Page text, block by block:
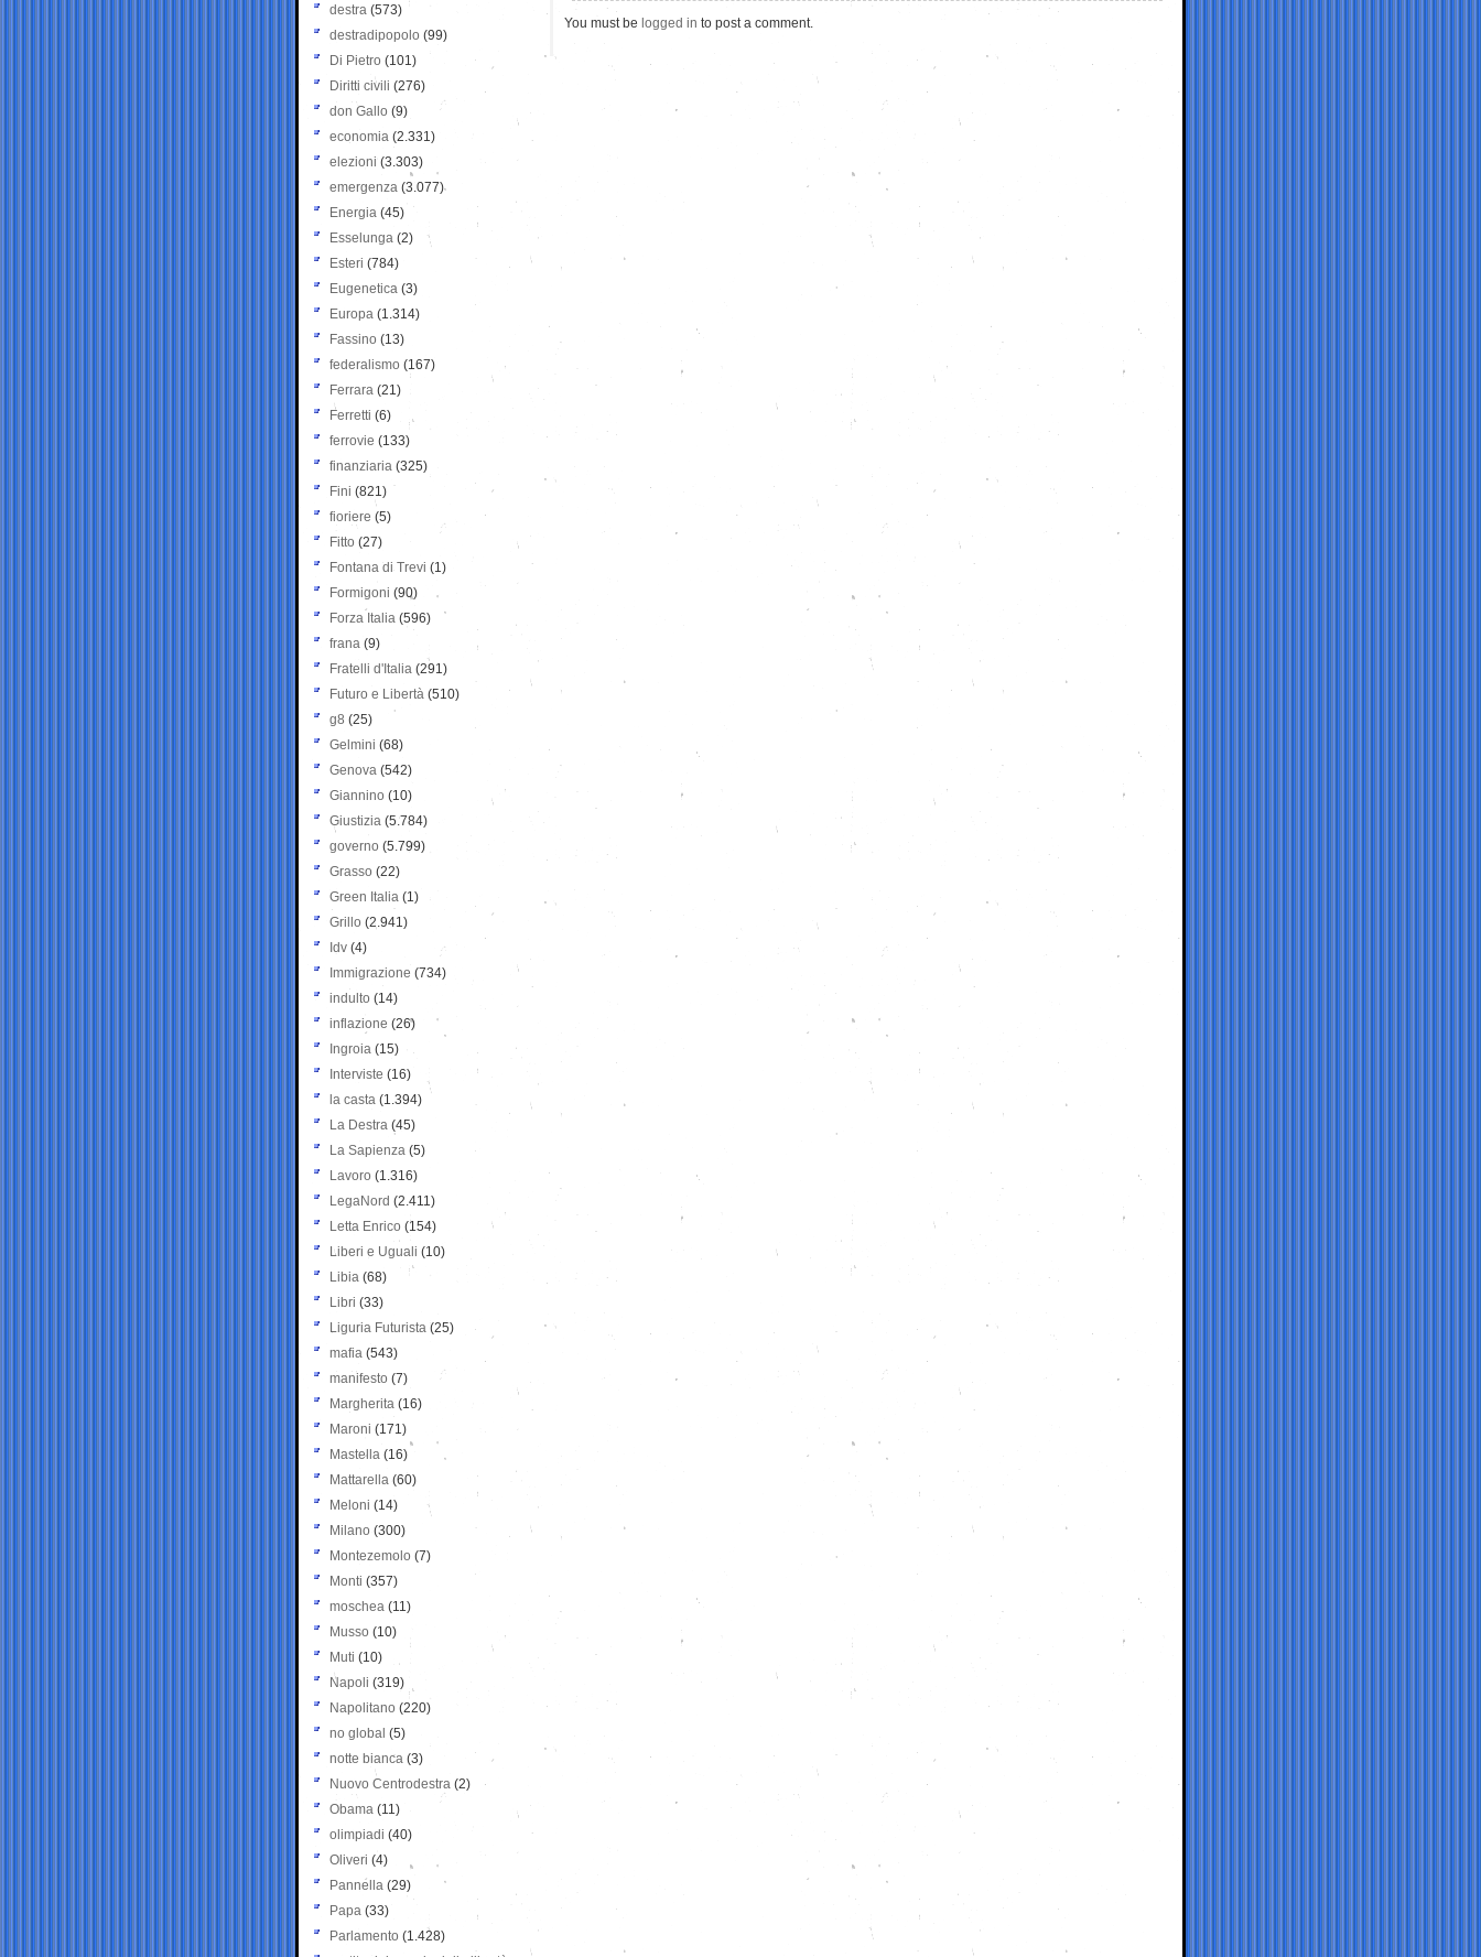
You must be logged in to post a comment.
destra (573)
destradipopolo (99)
Di Pietro (101)
Diritti civili (276)
don Gallo (9)
economia (2.331)
elezioni (3.303)
emergenza (3.077)
Energia (45)
Esselunga (2)
Esteri (784)
Eugenetica (3)
Europa (1.314)
Fassino (13)
federalismo (167)
Ferrara (21)
Ferretti (6)
ferrovie (133)
finanziaria (325)
Fini (821)
fioriere (5)
Fitto (27)
Fontana di Trevi (1)
Formigoni (90)
Forza Italia (596)
frana (9)
Fratelli d'Italia (291)
Futuro e Libertà (510)
g8 (25)
Gelmini (68)
Genova (542)
Giannino (10)
Giustizia (5.784)
governo (5.799)
Grasso (22)
Green Italia (1)
Grillo (2.941)
Idv (4)
Immigrazione (734)
indulto (14)
inflazione (26)
Ingroia (15)
Interviste (16)
la casta (1.394)
La Destra (45)
La Sapienza (5)
Lavoro (1.316)
LegaNord (2.411)
Letta Enrico (154)
Liberi e Uguali (10)
Libia (68)
Libri (33)
Liguria Futurista (25)
mafia (543)
manifesto (7)
Margherita (16)
Maroni (171)
Mastella (16)
Mattarella (60)
Meloni (14)
Milano (300)
Montezemolo (7)
Monti (357)
moschea (11)
Musso (10)
Muti (10)
Napoli (319)
Napolitano (220)
no global (5)
notte bianca (3)
Nuovo Centrodestra (2)
Obama (11)
olimpiadi (40)
Oliveri (4)
Pannella (29)
Papa (33)
Parlamento (1.428)